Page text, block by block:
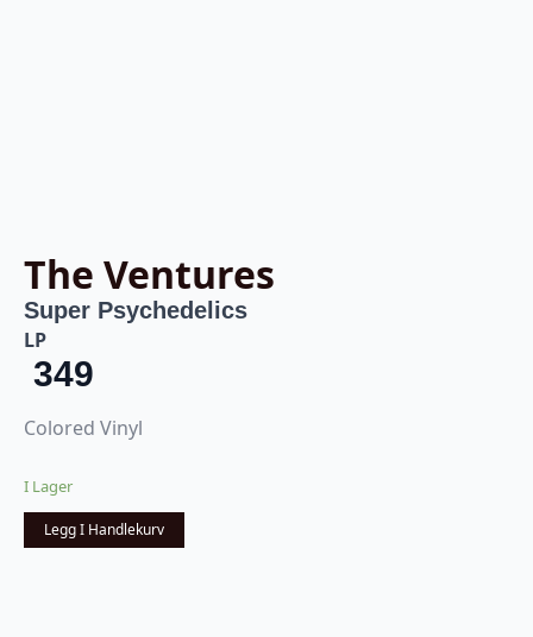
The Ventures
Super Psychedelics
LP
349
Colored Vinyl
I Lager
Legg I Handlekurv